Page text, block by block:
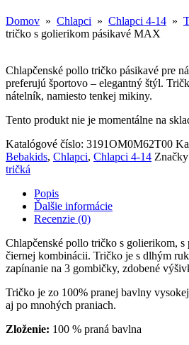
Domov » Chlapci » Chlapci 4-14 »
tričko s golierikom pásikavé MAX
Chlapčenské pollo tričko pásikavé pre
preferujú športovo – elegantný štýl.
nátelník, namiesto tenkej mikiny.
Tento produkt nie je momentálne na
Katalógové číslo: 3191OM0M62T00
Bebakids, Chlapci, Chlapci 4-14
tričká
Popis
Ďalšie informácie
Recenzie (0)
Chlapčenské pollo tričko s golierikom,
čiernej kombinácii. Tričko je s dlhým
zapínanie na 3 gombičky, zdobené
Tričko je zo 100% pranej bavlny
aj po mnohých praniach.
Zloženie: 100 % praná bavlna